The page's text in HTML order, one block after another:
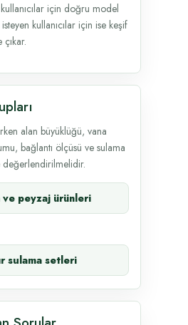
için doğru model
kullanıcılar için ise keşif
alan büyüklüğü, vana
bağlantı ölçüsü ve sulama
değerlendirilmelidir.
ve peyzaj ürünleri
sulama setleri